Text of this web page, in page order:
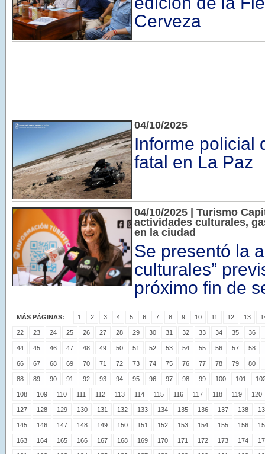
Cerveza
04/10/2025
Informe policial
fatal en La Paz
04/10/2025 | Turismo
actividades culturales,
en la ciudad
Se presentó la
culturales”
próximo fin de
MÁS PÁGINAS: 1 2 3 4 5 6 7 8 9 10 11 12 13
22 23 24 25 26 27 28 29 30 31 32 33 34 35 36
44 45 46 47 48 49 50 51 52 53 54 55 56 57 58
66 67 68 69 70 71 72 73 74 75 76 77 78 79 80
88 89 90 91 92 93 94 95 96 97 98 99 100 101
108 109 110 111 112 113 114 115 116 117 118 119 120
127 128 129 130 131 132 133 134 135 136 137 138
145 146 147 148 149 150 151 152 153 154 155 156
163 164 165 166 167 168 169 170 171 172 173 174